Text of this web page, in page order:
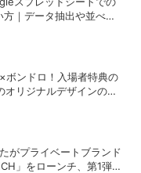
｜データ抽出や並べ替
ボンドロ！入場者特典の
オリジナルデザインのボ
がプライベートブランド
」をローンチ、第1弾